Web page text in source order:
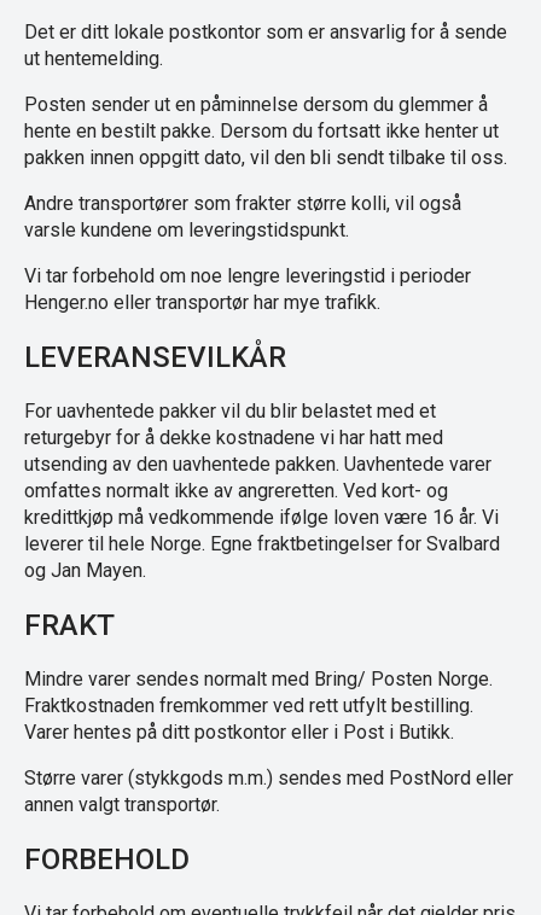
Det er ditt lokale postkontor som er ansvarlig for å sende
ut hentemelding.
Posten sender ut en påminnelse dersom du glemmer å
hente en bestilt pakke. Dersom du fortsatt ikke henter ut
pakken innen oppgitt dato, vil den bli sendt tilbake til oss.
Andre transportører som frakter større kolli, vil også
varsle kundene om leveringstidspunkt.
Vi tar forbehold om noe lengre leveringstid i perioder
Henger.no eller transportør har mye trafikk.
LEVERANSEVILKÅR
For uavhentede pakker vil du blir belastet med et
returgebyr for å dekke kostnadene vi har hatt med
utsending av den uavhentede pakken. Uavhentede varer
omfattes normalt ikke av angreretten. Ved kort- og
kredittkjøp må vedkommende ifølge loven være 16 år. Vi
leverer til hele Norge. Egne fraktbetingelser for Svalbard
og Jan Mayen.
FRAKT
Mindre varer sendes normalt med Bring/ Posten Norge.
Fraktkostnaden fremkommer ved rett utfylt bestilling.
Varer hentes på ditt postkontor eller i Post i Butikk.
Større varer (stykkgods m.m.) sendes med PostNord eller
annen valgt transportør.
FORBEHOLD